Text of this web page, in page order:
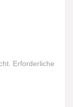
Erforderliche